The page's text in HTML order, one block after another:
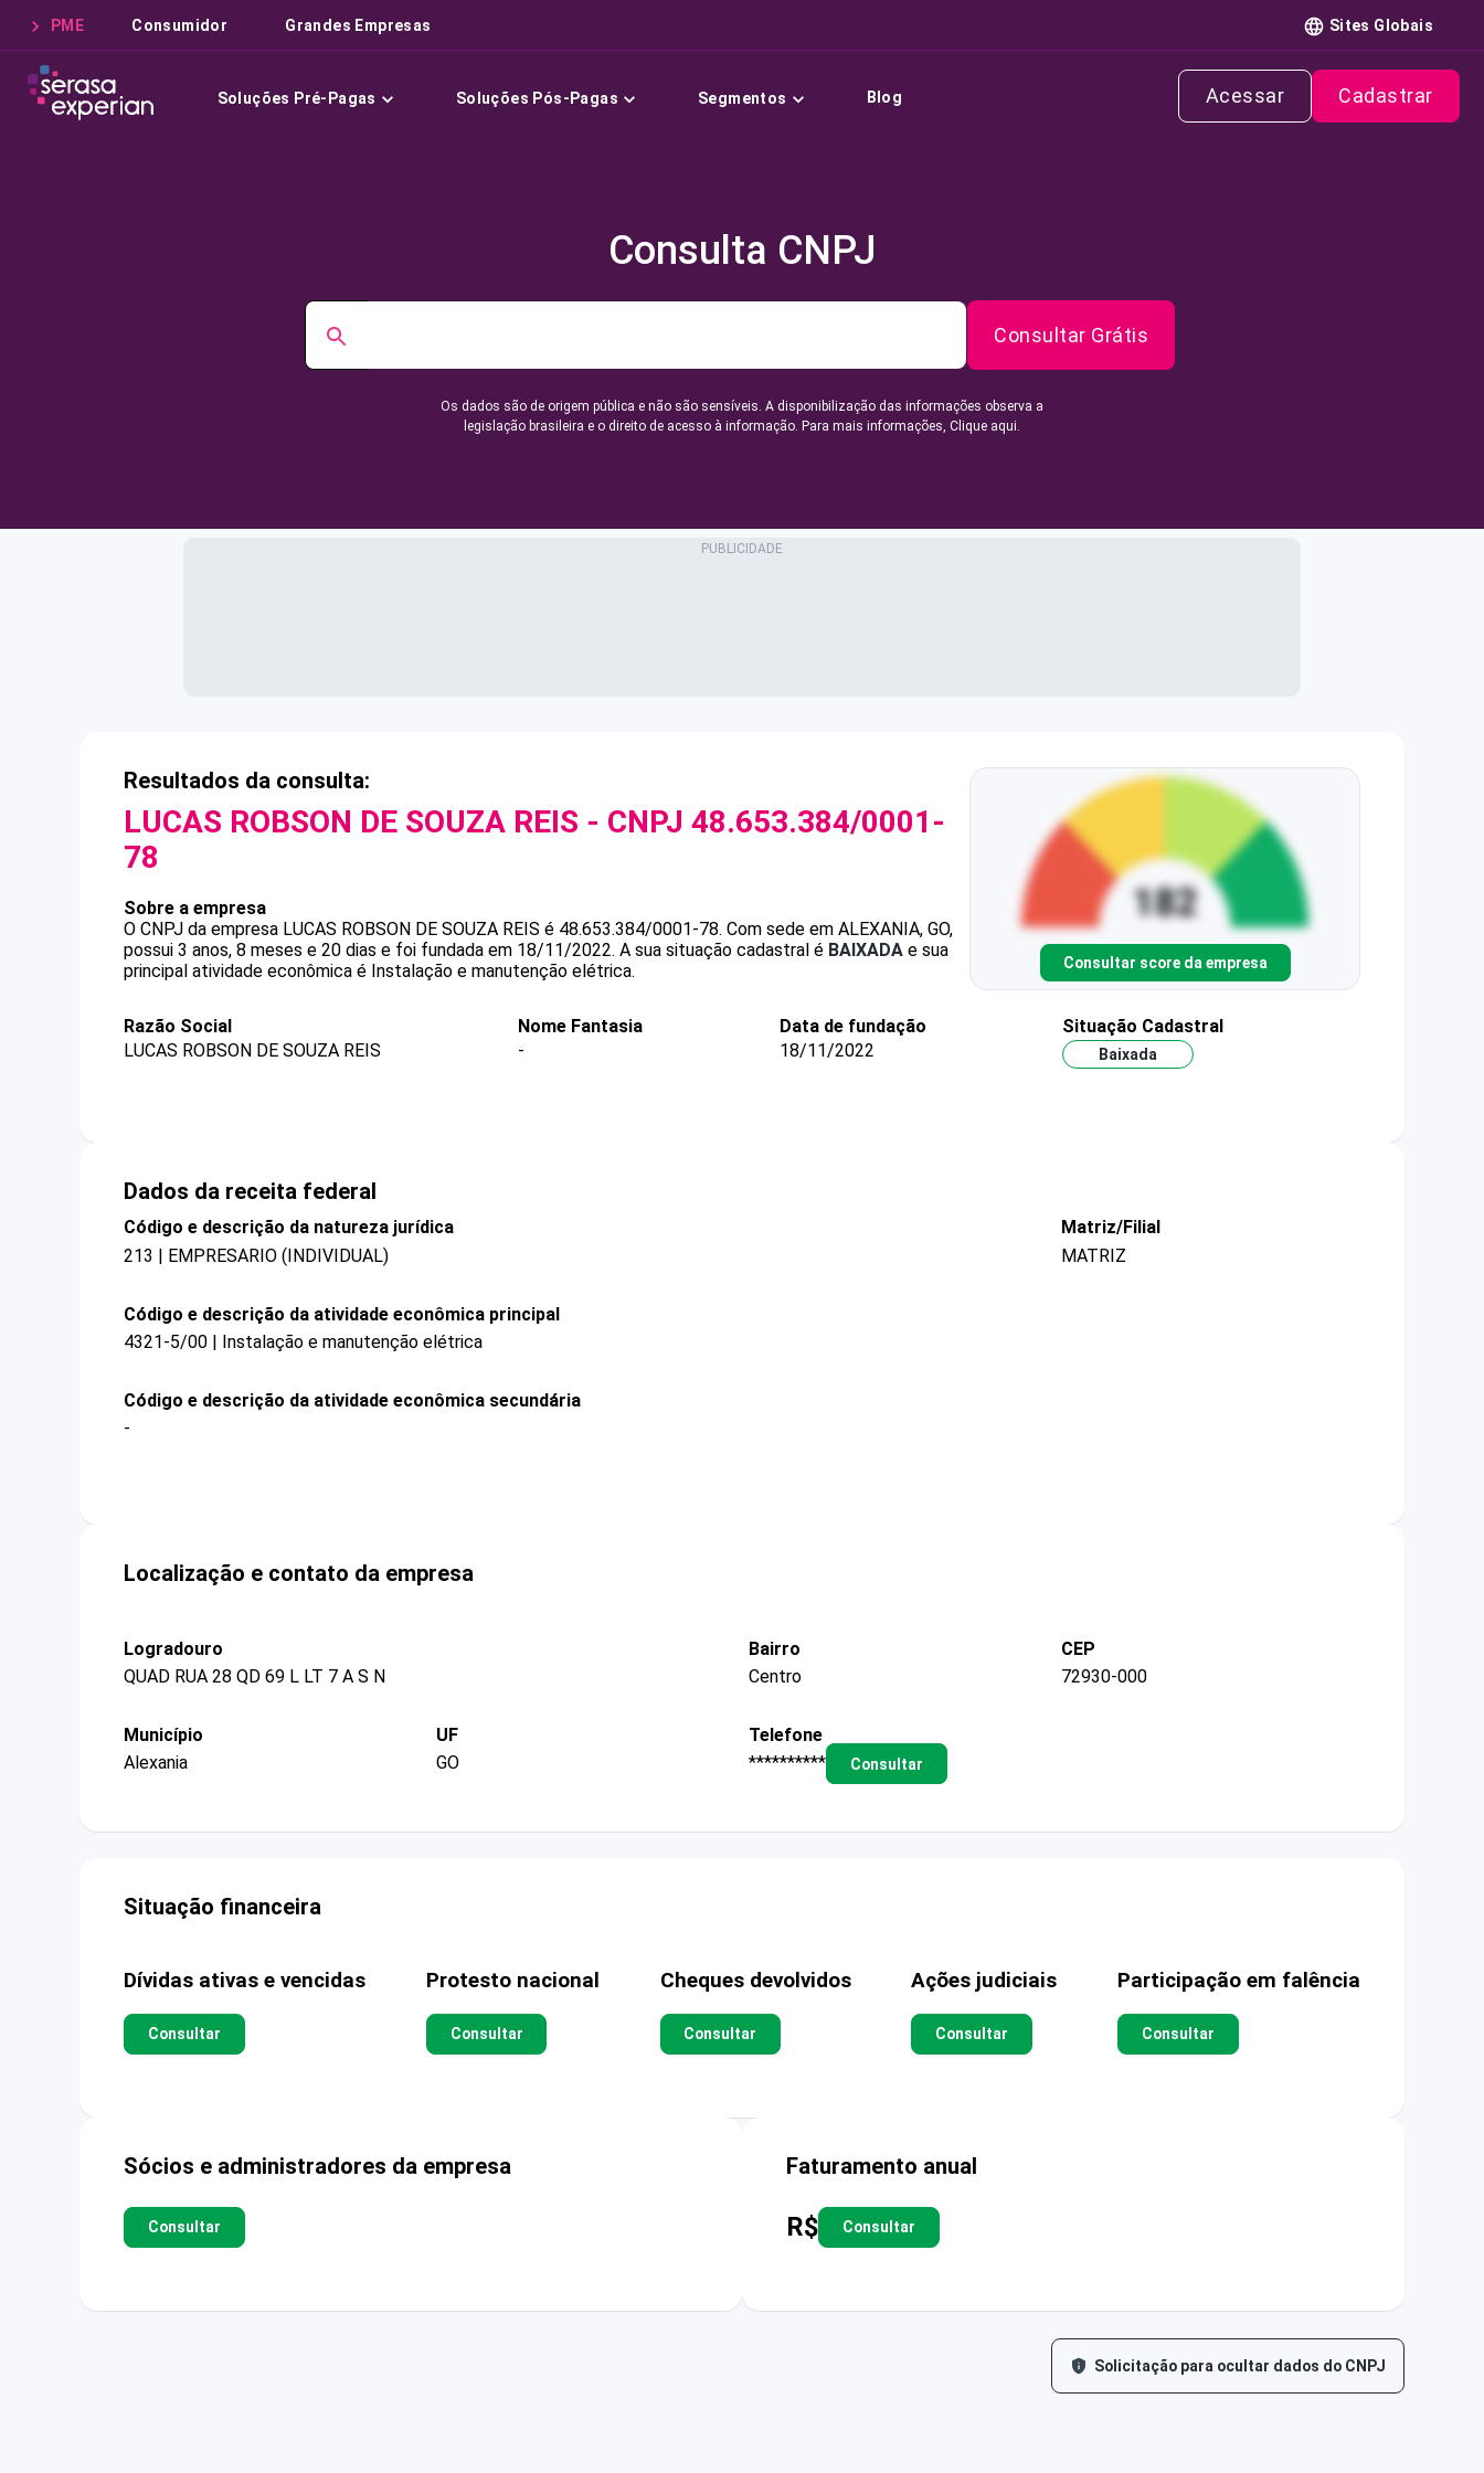
PME Consumidor Grandes Empresas Sites Globais
Soluções Pré-Pagas Soluções Pós-Pagas Segmentos Blog Acessar Cadastrar
Consulta CNPJ
Consultar Grátis
Os dados são de origem pública e não são sensíveis. A disponibilização das informações observa a
legislação brasileira e o direito de acesso à informação. Para mais informações, Clique aqui.
Resultados da consulta:
LUCAS ROBSON DE SOUZA REIS - CNPJ 48.653.384/0001-
78
Sobre a empresa
O CNPJ da empresa LUCAS ROBSON DE SOUZA REIS é 48.653.384/0001-78. Com sede em ALEXANIA, GO,
possui 3 anos, 8 meses e 20 dias e foi fundada em 18/11/2022. A sua situação cadastral é BAIXADA e sua
principal atividade econômica é Instalação e manutenção elétrica.
Consultar score da empresa
Razão Social
LUCAS ROBSON DE SOUZA REIS
Nome Fantasia
-
Data de fundação
18/11/2022
Situação Cadastral
Baixada
Dados da receita federal
Código e descrição da natureza jurídica
213 | EMPRESARIO (INDIVIDUAL)
Matriz/Filial
MATRIZ
Código e descrição da atividade econômica principal
4321-5/00 | Instalação e manutenção elétrica
Código e descrição da atividade econômica secundária
-
Localização e contato da empresa
Logradouro
QUAD RUA 28 QD 69 L LT 7 A S N
Bairro
Centro
CEP
72930-000
Município
Alexania
UF
GO
Telefone
**********
Consultar
Situação financeira
Dívidas ativas e vencidas
Consultar
Protesto nacional
Consultar
Cheques devolvidos
Consultar
Ações judiciais
Consultar
Participação em falência
Consultar
Sócios e administradores da empresa
Consultar
Faturamento anual
R$ Consultar
Solicitação para ocultar dados do CNPJ